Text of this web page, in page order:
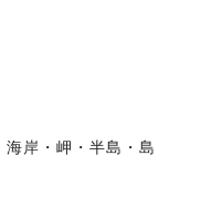
海岸・岬・半島・島